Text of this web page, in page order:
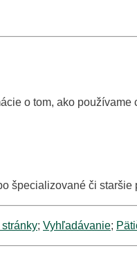
o tom, ako
špecializované či staršie
; Vyhľadávanie;